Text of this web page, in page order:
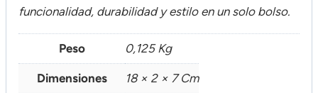
funcionalidad, durabilidad y estilo en un solo bolso.
Peso 0,125 Kg
Dimensiones 18 × 2 × 7 Cm